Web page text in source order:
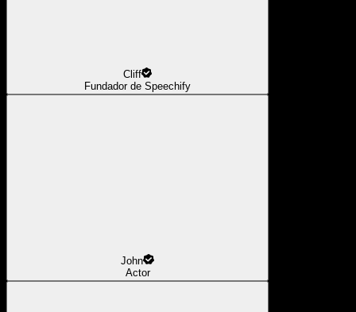
Cliff
Fundador de Speechify
John
Actor